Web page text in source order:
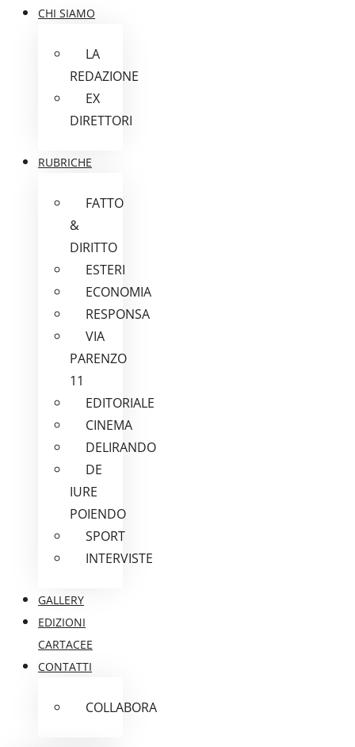
CHI SIAMO
LA
REDAZIONE
EX
DIRETTORI
RUBRICHE
FATTO
&
DIRITTO
ESTERI
ECONOMIA
RESPONSA
VIA
PARENZO
11
EDITORIALE
CINEMA
DELIRANDO
DE
IURE
POIENDO
SPORT
INTERVISTE
GALLERY
EDIZIONI
CARTACEE
CONTATTI
COLLABORA